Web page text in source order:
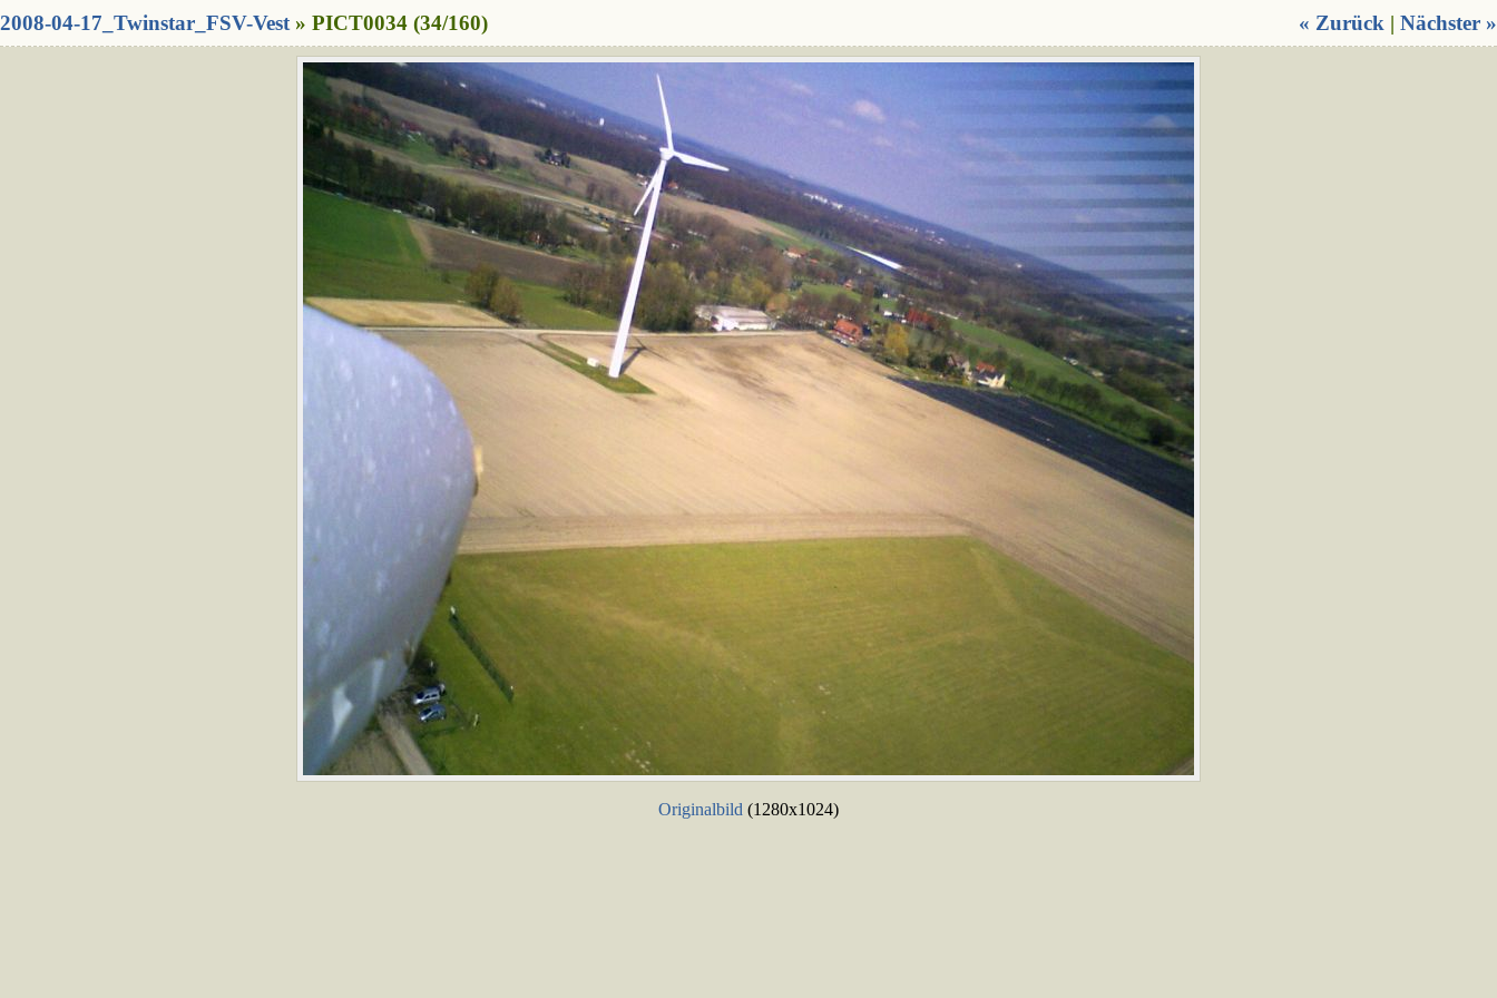
« Zurück | Nächster »
2008-04-17_Twinstar_FSV-Vest » PICT0034 (34/160)
Originalbild (1280x1024)